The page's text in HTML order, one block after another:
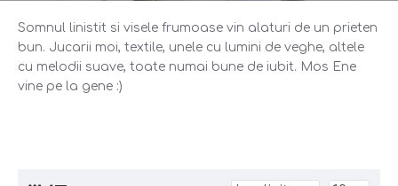
Somnul linistit si visele frumoase vin alaturi de un prieten
bun. Jucarii moi, textile, unele cu lumini de veghe, altele
cu melodii suave, toate numai bune de iubit. Mos Ene
vine pe la gene :)